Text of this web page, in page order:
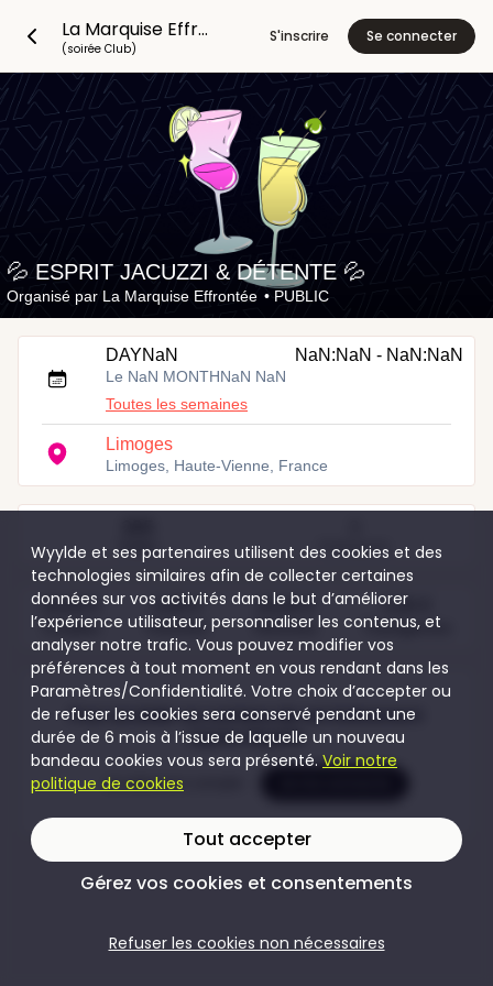
La Marquise Effrontée
(soirée Club)
S'inscrire Se connecter
💦 ESPRIT JACUZZI & DÉTENTE 💦
Organisé par La Marquise Effrontée • PUBLIC
DAYNaN NaN:NaN - NaN:NaN
Le NaN MONTHNaN NaN
Toutes les semaines
Limoges
Limoges, Haute-Vienne, France
Visites Participants
20,00 €
Couples
5,00 €
Femmes
20,00 €
Hommes
5,00 €
Transgenres
Pour accéder au contenu de cet évènement
rejoins Wyylde
Je crée mon compte
Wyylde et ses partenaires utilisent des cookies et des
technologies similaires afin de collecter certaines
données sur vos activités dans le but d’améliorer
l’expérience utilisateur, personnaliser les contenus, et
analyser notre trafic. Vous pouvez modifier vos
préférences à tout moment en vous rendant dans les
Paramètres/Confidentialité. Votre choix d’accepter ou
de refuser les cookies sera conservé pendant une
durée de 6 mois à l’issue de laquelle un nouveau
bandeau cookies vous sera présenté. Voir notre
politique de cookies
Tout accepter
Gérez vos cookies et consentements
Refuser les cookies non nécessaires